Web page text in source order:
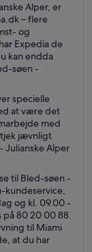
Alper, er
– flere
og
Expedia de
kan endda
søen -
specielle
at være det
med
tjek jævnligt
Julianske Alper
til Bled-søen -
kundeservice,
og kl. 09.00 -
på 80 20 00 88.
til Miami
at du har